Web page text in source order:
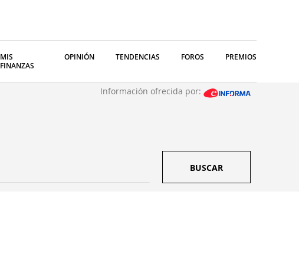
MIS
FINANZAS
OPINIÓN TENDENCIAS FOROS PREMIOS
Información ofrecida por:
BUSCAR